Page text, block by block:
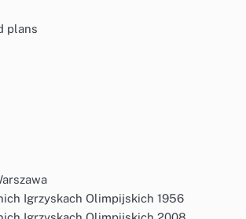
plans
Igrzyskach Olimpijskich 1956